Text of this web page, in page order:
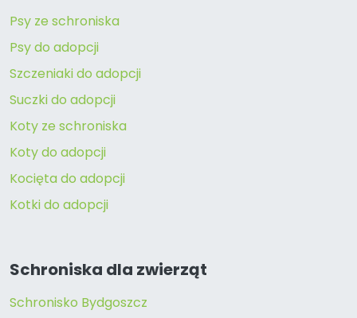
Psy ze schroniska
Psy do adopcji
Szczeniaki do adopcji
Suczki do adopcji
Koty ze schroniska
Koty do adopcji
Kocięta do adopcji
Kotki do adopcji
Schroniska dla zwierząt
Schronisko Bydgoszcz